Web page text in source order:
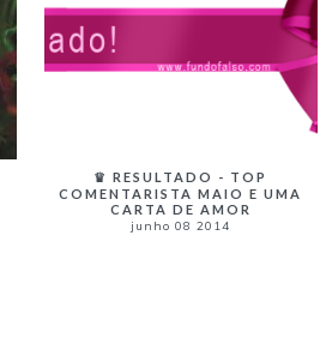
♛ RESULTADO - TOP
COMENTARISTA MAIO E UMA
CARTA DE AMOR
junho 08 2014